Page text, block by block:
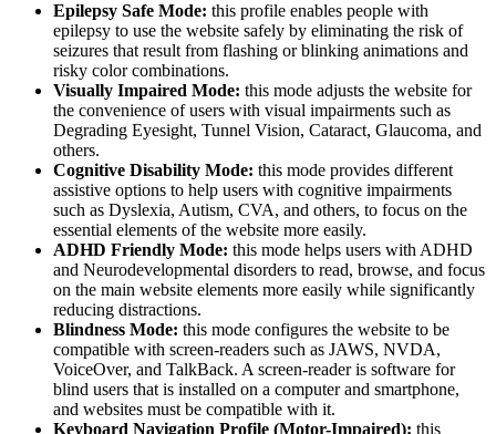
Epilepsy Safe Mode: this profile enables people with
epilepsy to use the website safely by eliminating the risk of
seizures that result from flashing or blinking animations and
risky color combinations.
Visually Impaired Mode: this mode adjusts the website for
the convenience of users with visual impairments such as
Degrading Eyesight, Tunnel Vision, Cataract, Glaucoma, and
others.
Cognitive Disability Mode: this mode provides different
assistive options to help users with cognitive impairments
such as Dyslexia, Autism, CVA, and others, to focus on the
essential elements of the website more easily.
ADHD Friendly Mode: this mode helps users with ADHD
and Neurodevelopmental disorders to read, browse, and focus
on the main website elements more easily while significantly
reducing distractions.
Blindness Mode: this mode configures the website to be
compatible with screen-readers such as JAWS, NVDA,
VoiceOver, and TalkBack. A screen-reader is software for
blind users that is installed on a computer and smartphone,
and websites must be compatible with it.
Keyboard Navigation Profile (Motor-Impaired): this